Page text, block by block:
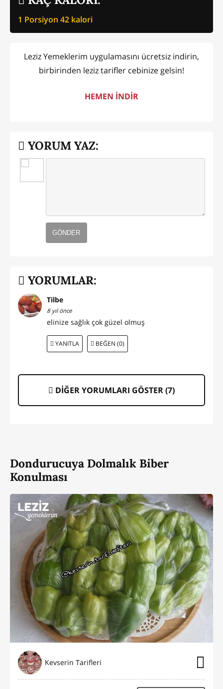
1 Porsiyon 42 kalori
Leziz Yemeklerim uygulamasını ücretsiz indirin,
birbirinden leziz tarifler cebinize gelsin!
HEMEN İNDİR
YORUM YAZ:
GÖNDER
YORUMLAR:
Tilbe
8 yıl önce
elinize sağlık çok güzel olmuş
YANITLA BEĞEN (0)
DİĞER YORUMLARI GÖSTER (7)
Dondurucuya Dolmalık Biber
Konulması
Kevserin Tarifleri